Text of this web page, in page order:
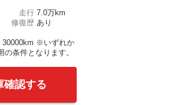
走行 7.0万km
修復歴 あり
30000km ※いずれか
条件となります。
確認する